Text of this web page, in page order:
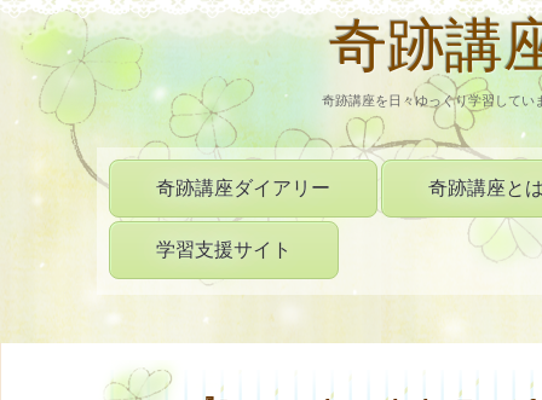
奇跡講
奇跡講座を日々ゆっくり学習してい
奇跡講座ダイアリー 奇跡講座と
学習支援サイト